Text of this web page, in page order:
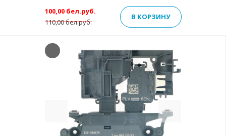
110,00 бел.руб.
100,00 бел.руб.
В КОРЗИНУ
Previous Next